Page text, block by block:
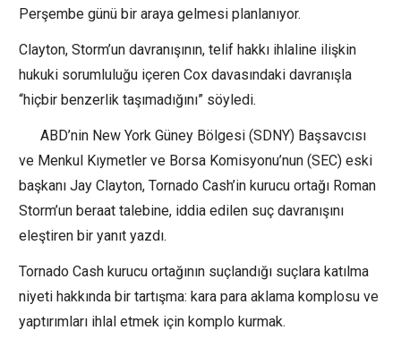
Perşembe günü bir araya gelmesi planlanıyor.
Clayton, Storm’un davranışının, telif hakkı ihlaline ilişkin
hukuki sorumluluğu içeren Cox davasındaki davranışla
“hiçbir benzerlik taşımadığını” söyledi.
ABD’nin New York Güney Bölgesi (SDNY) Başsavcısı
ve Menkul Kıymetler ve Borsa Komisyonu’nun (SEC) eski
başkanı Jay Clayton, Tornado Cash’in kurucu ortağı Roman
Storm’un beraat talebine, iddia edilen suç davranışını
eleştiren bir yanıt yazdı.
Tornado Cash kurucu ortağının suçlandığı suçlara katılma
niyeti hakkında bir tartışma: kara para aklama komplosu ve
yaptırımları ihlal etmek için komplo kurmak.